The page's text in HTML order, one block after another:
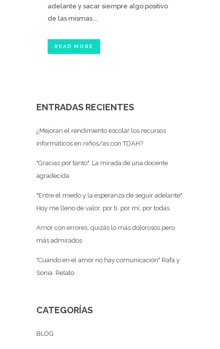
adelante y sacar siempre algo positivo
de las mismas....
READ MORE
ENTRADAS RECIENTES
¿Mejoran el rendimiento escolar los recursos
informáticos en niños/as con TDAH?
"Gracias por tanto". La mirada de una docente
agradecida
"Entre el miedo y la esperanza de seguir adelante".
Hoy me lleno de valor, por ti, por mí, por todas.
Amor con errores, quizás lo más dolorosos pero
más admirados
"Cuando en el amor no hay comunicación" Rafa y
Sonia. Relato
CATEGORÍAS
BLOG